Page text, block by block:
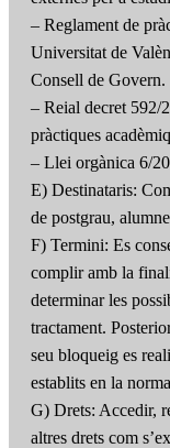
– Reglament de
Universitat de
Consell de Govern.
– Reial decret 592/
pràctiques
– Llei orgànica 6/
E) Destinataris:
de postgrau,
F) Termini: Es
complir amb la
determinar les
tractament.
seu bloqueig es
establits en la
G) Drets: Accedir,
altres drets com